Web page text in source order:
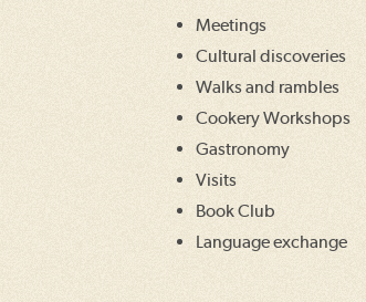
Meetings
Cultural discoveries
Walks and rambles
Cookery Workshops
Gastronomy
Visits
Book Club
Language exchange